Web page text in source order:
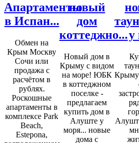
Апартаменты
в Испан...
Обмен на
Крым Москву
Сочи или
продажа с
расчётом в
рублях.
Роскошные
апартаменты в
комплексе Park
Beach,
Estepona,
новый
дом
коттеджно...
Новый дом в
Крыму с видом
на море! ЮБК
в коттеджном
поселке -
предлагаем
купить дом в
Алуште у
моря... новые
дома с
у